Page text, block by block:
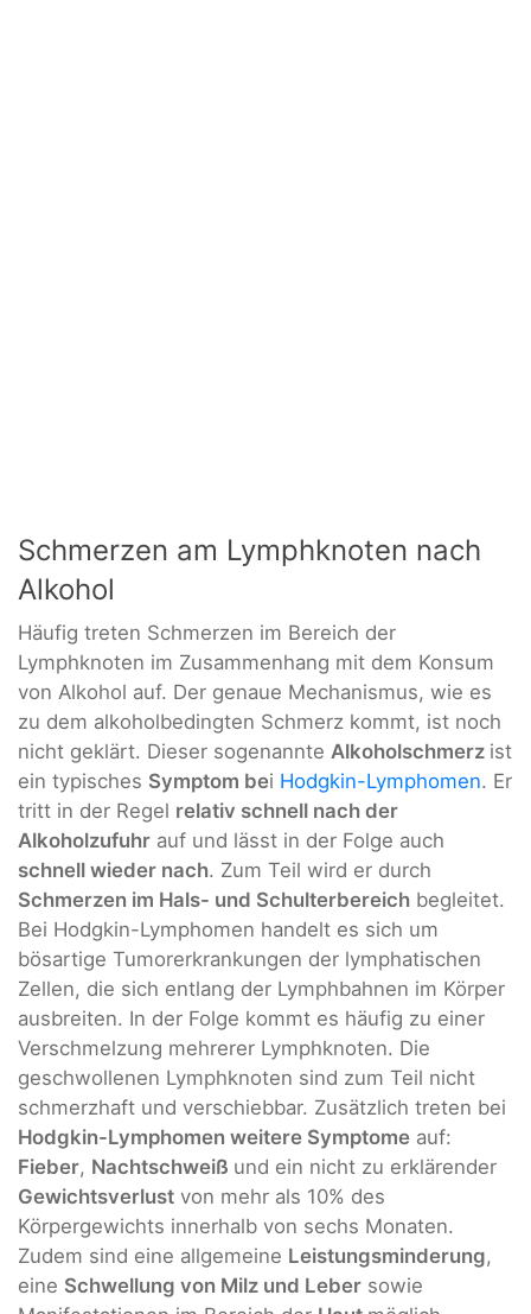
Schmerzen am Lymphknoten nach
Alkohol
Häufig treten Schmerzen im Bereich der
Lymphknoten im Zusammenhang mit dem Konsum
von Alkohol auf. Der genaue Mechanismus, wie es
zu dem alkoholbedingten Schmerz kommt, ist noch
nicht geklärt. Dieser sogenannte Alkoholschmerz ist
ein typisches Symptom bei Hodgkin-Lymphomen. Er
tritt in der Regel relativ schnell nach der
Alkoholzufuhr auf und lässt in der Folge auch
schnell wieder nach. Zum Teil wird er durch
Schmerzen im Hals- und Schulterbereich begleitet.
Bei Hodgkin-Lymphomen handelt es sich um
bösartige Tumorerkrankungen der lymphatischen
Zellen, die sich entlang der Lymphbahnen im Körper
ausbreiten. In der Folge kommt es häufig zu einer
Verschmelzung mehrerer Lymphknoten. Die
geschwollenen Lymphknoten sind zum Teil nicht
schmerzhaft und verschiebbar. Zusätzlich treten bei
Hodgkin-Lymphomen weitere Symptome auf:
Fieber, Nachtschweiß und ein nicht zu erklärender
Gewichtsverlust von mehr als 10% des
Körpergewichts innerhalb von sechs Monaten.
Zudem sind eine allgemeine Leistungsminderung,
eine Schwellung von Milz und Leber sowie